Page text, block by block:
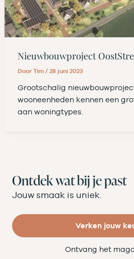
Nieuwbouwproject
DoorTim /28 juni 2023
Grootschalig
wooneenheden kennen een
aan woningtypes.
Ontdek wat bij je past
Jouw smaak is uniek.
Verken jouw
Ontvang het